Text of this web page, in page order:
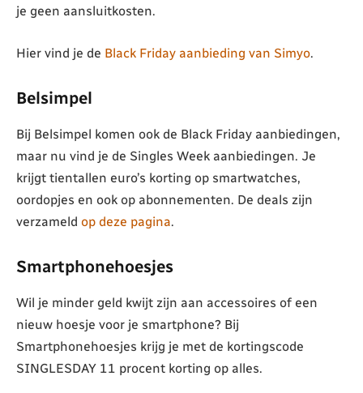
je geen aansluitkosten.
Hier vind je de Black Friday aanbieding van Simyo.
Belsimpel
Bij Belsimpel komen ook de Black Friday aanbiedingen,
maar nu vind je de Singles Week aanbiedingen. Je
krijgt tientallen euro’s korting op smartwatches,
oordopjes en ook op abonnementen. De deals zijn
verzameld op deze pagina.
Smartphonehoesjes
Wil je minder geld kwijt zijn aan accessoires of een
nieuw hoesje voor je smartphone? Bij
Smartphonehoesjes krijg je met de kortingscode
SINGLESDAY 11 procent korting op alles.